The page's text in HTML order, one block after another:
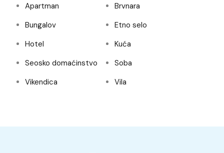
Apartman
Brvnara
Bungalov
Etno selo
Hotel
Kuća
Seosko domaćinstvo
Soba
Vikendica
Vila